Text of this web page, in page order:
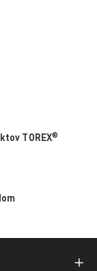
TOREX®